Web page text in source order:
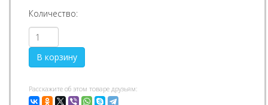
Количество:
Pасскажите об этом товаре друзьям: